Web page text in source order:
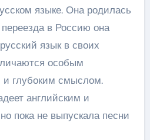
языке. Она родилась
в Россию она
язык в своих
особым
и глубоким смыслом.
английским и
пока не выпускала песни